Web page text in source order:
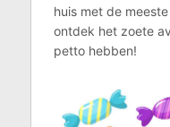
huis met de
ontdek het zoete
petto hebben!